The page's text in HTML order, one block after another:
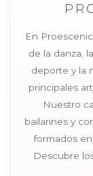
En
de la danza,
deporte y la
principales
Nuestro
bailarines y
formados
Descubre